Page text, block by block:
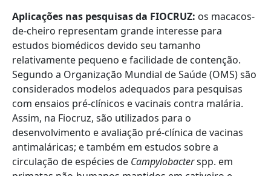
Aplicações nas pesquisas da FIOCRUZ: os macacos-
de-cheiro representam grande interesse para
estudos biomédicos devido seu tamanho
relativamente pequeno e facilidade de contenção.
Segundo a Organização Mundial de Saúde (OMS) são
considerados modelos adequados para pesquisas
com ensaios pré-clínicos e vacinais contra malária.
Assim, na Fiocruz, são utilizados para o
desenvolvimento e avaliação pré-clínica de vacinas
antimaláricas; e também em estudos sobre a
circulação de espécies de Campylobacterspp. em